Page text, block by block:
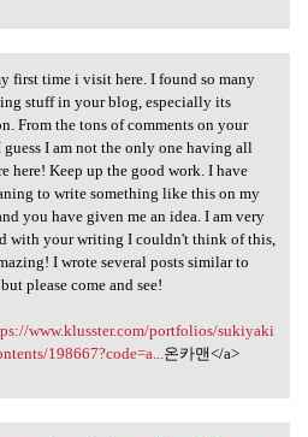
first time i visit
first time i visit here. I found so many
stuff in your blog, especially its
From the tons of comments on your
guess I am not the only one having all
here! Keep up the good work. I have
to write something like this on my
you have given me an idea. I am very
with your writing I couldn't think of this,
I wrote several posts similar to
please come and see!
www.klusster.com/portfolios/sukiyaki
198667?code=a...온카맨</a>